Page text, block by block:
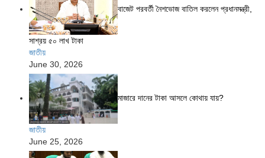
বাজেট পরবর্তী নৈশভোজ বাতিল করলেন প্রধানমন্ত্রী,
সাশ্রয় ৫০ লাখ টাকা
জাতীয়
June 30, 2026
মাজারে দানের টাকা আসলে কোথায় যায়?
জাতীয়
June 25, 2026